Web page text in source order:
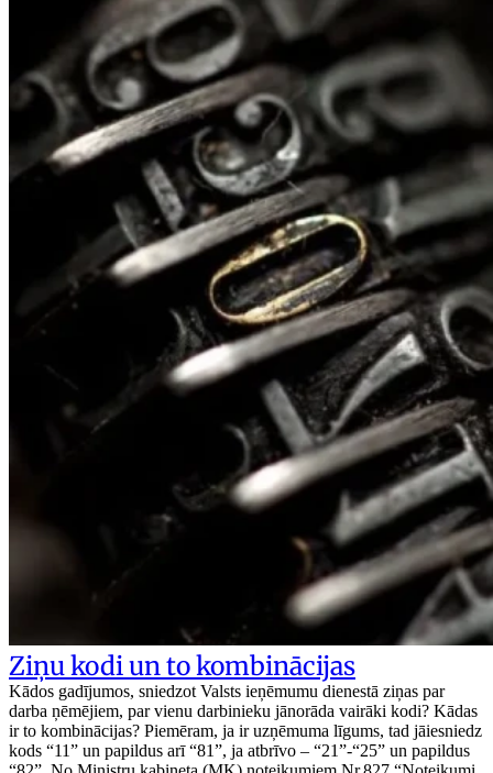
Ziņu kodi un to kombinācijas
Kādos gadījumos, sniedzot Valsts ieņēmumu dienestā ziņas par
darba ņēmējiem, par vienu darbinieku jānorāda vairāki kodi? Kādas
ir to kombinācijas? Piemēram, ja ir uzņēmuma līgums, tad jāiesniedz
kods “11” un papildus arī “81”, ja atbrīvo – “21”-“25” un papildus